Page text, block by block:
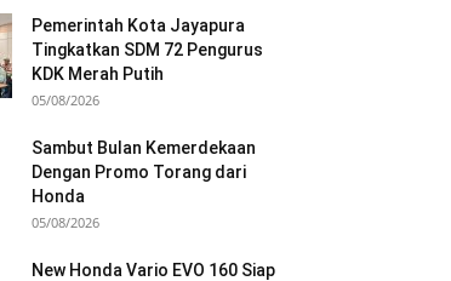
Pemerintah Kota Jayapura
Tingkatkan SDM 72 Pengurus
KDK Merah Putih
05/08/2026
Sambut Bulan Kemerdekaan
Dengan Promo Torang dari
Honda
05/08/2026
New Honda Vario EVO 160 Siap